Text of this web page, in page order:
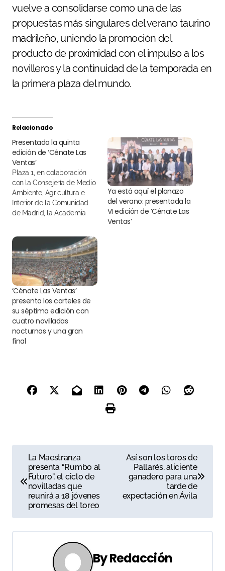
vuelve a consolidarse como una de las
propuestas más singulares del verano taurino
madrileño, uniendo la promoción del
producto de proximidad con el impulso a los
novilleros y la continuidad de la temporada en
la primera plaza del mundo.
Relacionado
Presentada la quinta
edición de ‘Cénate Las
Ventas’
Plaza 1, en colaboración
con la Consejería de Medio
Ambiente, Agricultura e
Interior de la Comunidad
de Madrid, la Academia
los vinos de Madrid, ha
presentado esta mañana la
quinta edición de ‘Cénate
Las Ventas’
Ya está aquí el planazo
del verano: presentada la
VI edición de ‘Cénate Las
Ventas’
‘Cénate Las Ventas’
presenta los carteles de
su séptima edición con
cuatro novilladas
nocturnas y una gran
final
a
e
g
La Maestranza
presenta “Rumbo al
Futuro”, el ciclo de
novilladas que
reunirá a 18 jóvenes
promesas del toreo
Así son los toros de
Pallarés, aliciente
ganadero para una
tarde de
expectación en Ávila
ByRedacción